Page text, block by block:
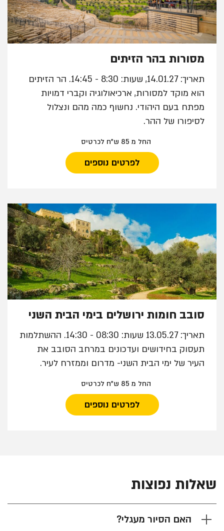
מסורות בהר הזיתים
תאריך: 14.01.27, שעות: 8:30 - 14:45. הר הזיתים
הוא מוקד למסורות, ארכיאולוגיה וקברי דמויות
מפתח בעם היהודי. נחשוף כמה מהם ונצלול
לסיפורו של ההר.
החל מ 85 ש"ח לכרטיס
לפרטים נוספים
סובב חומות ירושלים בימי הבית השני
תאריך: 13.05.27 שעות: 08:30 - 14:30. ההשתלמות
תעסוק בחידושים ועדכונים במרחב הסובב את
העיר של ימי הבית השני- מדרום וממזרח לעיר.
החל מ 85 ש"ח לכרטיס
לפרטים נוספים
שאלות נפוצות
האם הסיור מעגלי?